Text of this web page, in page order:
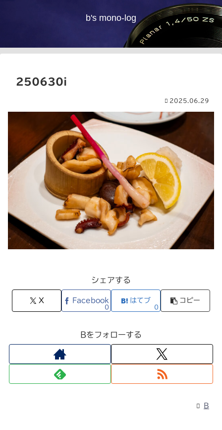
b's mono-log
250630i
2025.06.29
シェアする
X Facebook
0
はてブ
0
コピー
Bをフォローする
B